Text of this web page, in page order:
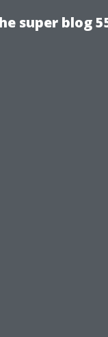
super blog